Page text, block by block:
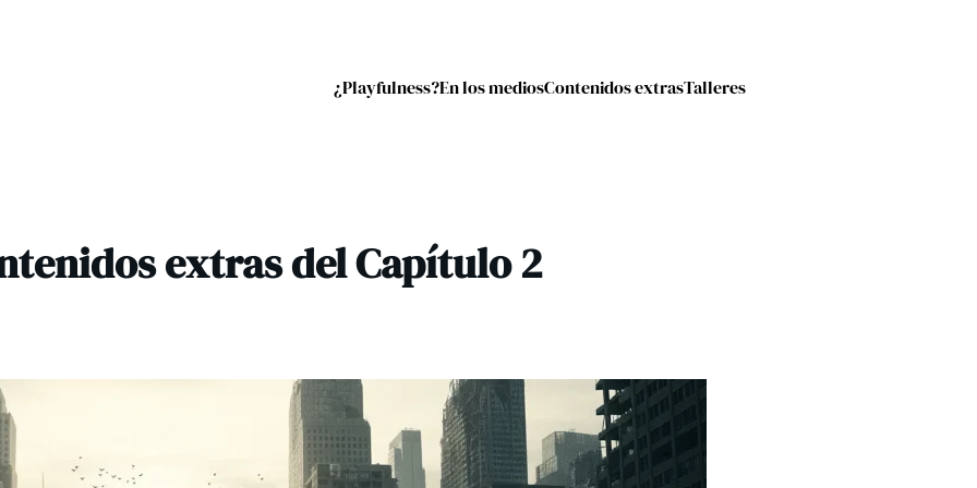
¿Playfulness?En los mediosContenidos extrasTalleres
extras del Capítulo 2